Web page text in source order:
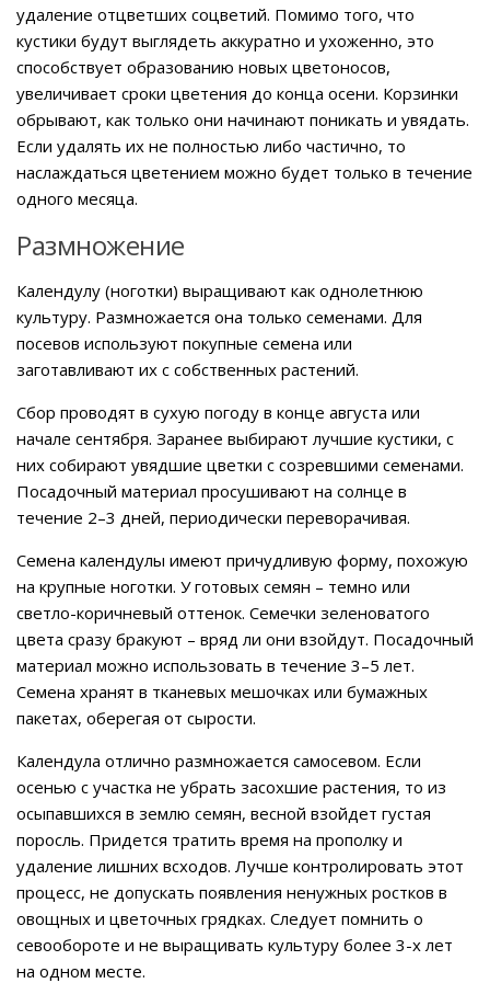
удаление отцветших соцветий. Помимо того, что
кустики будут выглядеть аккуратно и ухоженно, это
способствует образованию новых цветоносов,
увеличивает сроки цветения до конца осени. Корзинки
обрывают, как только они начинают поникать и увядать.
Если удалять их не полностью либо частично, то
наслаждаться цветением можно будет только в течение
одного месяца.
Размножение
Календулу (ноготки) выращивают как однолетнюю
культуру. Размножается она только семенами. Для
посевов используют покупные семена или
заготавливают их с собственных растений.
Сбор проводят в сухую погоду в конце августа или
начале сентября. Заранее выбирают лучшие кустики, с
них собирают увядшие цветки с созревшими семенами.
Посадочный материал просушивают на солнце в
течение 2–3 дней, периодически переворачивая.
Семена календулы имеют причудливую форму, похожую
на крупные ноготки. У готовых семян – темно или
светло-коричневый оттенок. Семечки зеленоватого
цвета сразу бракуют – вряд ли они взойдут. Посадочный
материал можно использовать в течение 3–5 лет.
Семена хранят в тканевых мешочках или бумажных
пакетах, оберегая от сырости.
Календула отлично размножается самосевом. Если
осенью с участка не убрать засохшие растения, то из
осыпавшихся в землю семян, весной взойдет густая
поросль. Придется тратить время на прополку и
удаление лишних всходов. Лучше контролировать этот
процесс, не допускать появления ненужных ростков в
овощных и цветочных грядках. Следует помнить о
севообороте и не выращивать культуру более 3-х лет
на одном месте.